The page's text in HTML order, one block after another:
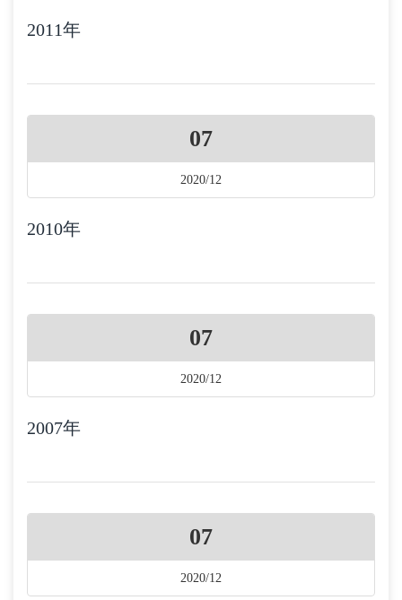
2011年
07
2020/12
2010年
07
2020/12
2007年
07
2020/12